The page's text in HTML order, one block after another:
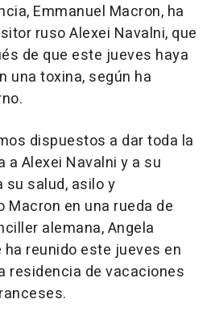
Emmanuel Macron, ha
ruso Alexei Navalni, que
de que este jueves haya
una toxina, según ha
dispuestos a dar toda la
Alexei Navalni y a su
su salud, asilo y
Macron en una rueda de
alemana, Angela
reunido este jueves en
residencia de vacaciones